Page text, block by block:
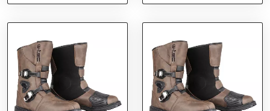
szürke-narancssárga 40